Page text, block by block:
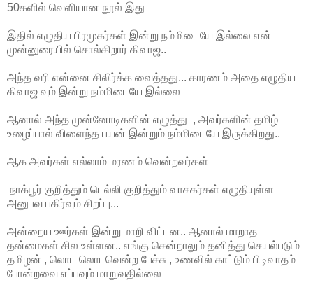
50களில் வெளியான நூல் இது
இதில் எழுதிய பிரமுகர்கள் இன்று நம்மிடையே இல்லை என்
முன்னுரையில் சொல்கிறார் கிவாஜ..
அந்த வரி என்னை சிலிர்க்க வைத்தது... காரணம் அதை எழுதிய
கிவாஜ வும் இன்று நம்மிடையே இல்லை
ஆனால் அந்த முன்னோடிகளின் எழுத்து , அவர்களின் தமிழ்
உழைப்பால் விளைந்த பயன் இன்றும் நம்மிடையே இருக்கிறது..
ஆக அவர்கள் எல்லாம் மரணம் வென்றவர்கள்
நாக்பூர் குறித்தும் டெல்லி குறித்தும் வாசகர்கள் எழுதியுள்ள
அனுபவ பகிர்வும் சிறப்பு...
அன்றைய ஊர்கள் இன்று மாறி விட்டன.. ஆனால் மாறாத
தன்மைகள் சில உள்ளன.. எங்கு சென்றாலும் தனித்து செயல்படும்
தமிழன் , லொட லொடவென்ற பேச்சு , உணவில் காட்டும் பிடிவாதம்
போன்றவை எப்பவும் மாறுவதில்லை